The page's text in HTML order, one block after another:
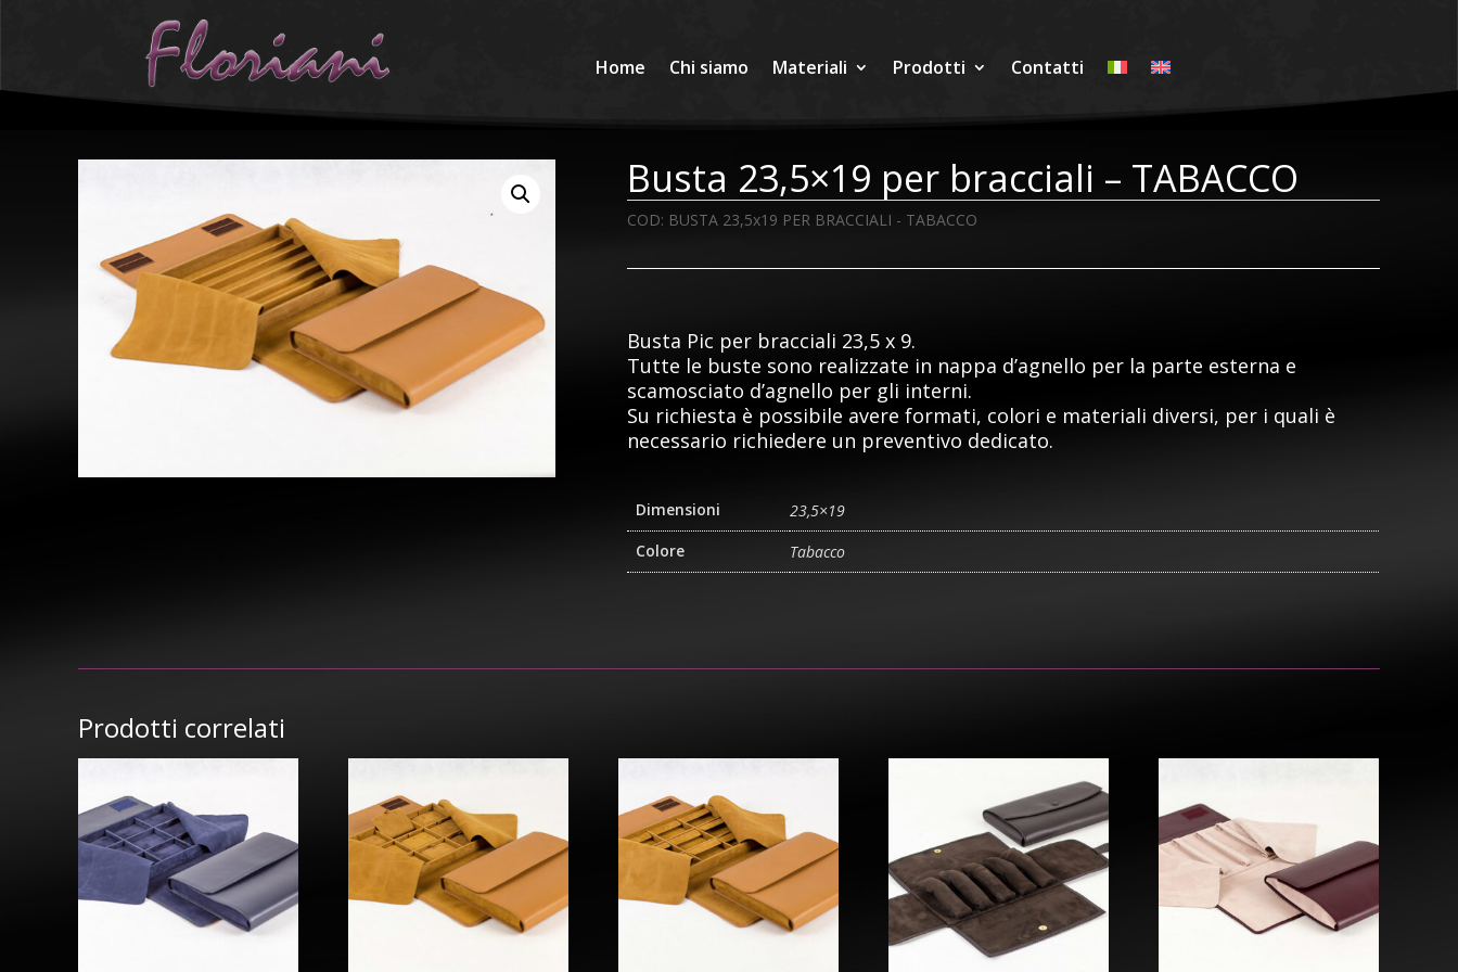
Home Chi siamo Materiali Prodotti Contatti
Busta 23,5×19 per bracciali – TABACCO
COD: BUSTA 23,5x19 PER BRACCIALI - TABACCO
Busta Pic per bracciali 23,5 x 9.
Tutte le buste sono realizzate in nappa d’agnello per la parte esterna e
scamosciato d’agnello per gli interni.
Su richiesta è possibile avere formati, colori e materiali diversi, per i quali è
necessario richiedere un preventivo dedicato.
Dimensioni
23,5×19
Colore
Tabacco
Prodotti correlati